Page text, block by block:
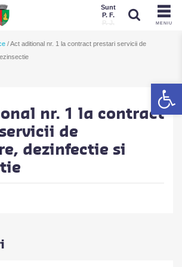
MENIU
Sunt
P. F.
P. J.
/Act aditional nr. 1 la contract prestari servicii de
nr. 1 la contract
de
dezinfectie si